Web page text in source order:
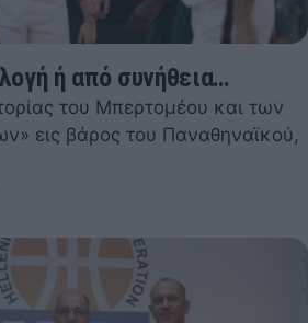
ή από συνήθεια…
του Mπερτομέου και των
εις βάρος του Παναθηναϊκού,